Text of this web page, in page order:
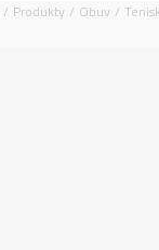
Produkty Obuv